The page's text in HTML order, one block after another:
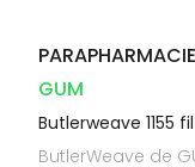
PARAPHARMACIE
GUM
Butlerweave 1155
ButlerWeave de